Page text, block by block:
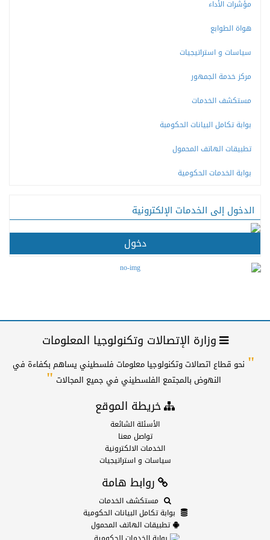
مؤشرات الأداء
هواة الطوابع
سياسات و استراتيجيات
مركز خدمة الجمهور
مستكشف الخدمات
بوابة تكامل البيانات الحكومبة
تطبيقات الهاتف المحمول
بوابة الخدمات الحكومية
الدخول إلى الخدمات الإلكترونية
دخول
وزارة الإتصالات وتكنولوجيا المعلومات
" نحو قطاع اتصالات وتكنولوجيا معلومات فلسطيني يساهم بكفاءة في
النهوض بالمجتمع الفلسطيني في جميع المجالات"
خريطة الموقع
الأسئلة الشائعة
تواصل معنا
الخدمات الالكترونية
سياسات و استراتيجيات
روابط هامة
مستكشف الخدمات
بوابة تكامل البيانات الحكومية
تطبيقات الهاتف المحمول